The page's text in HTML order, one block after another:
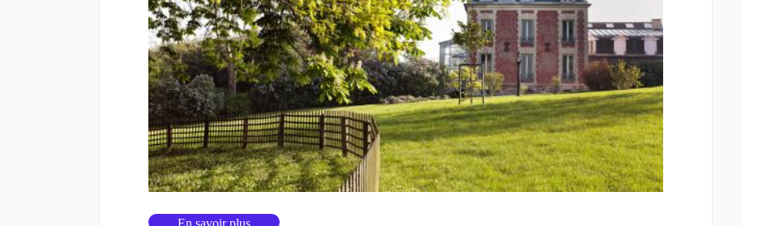
En savoir plus